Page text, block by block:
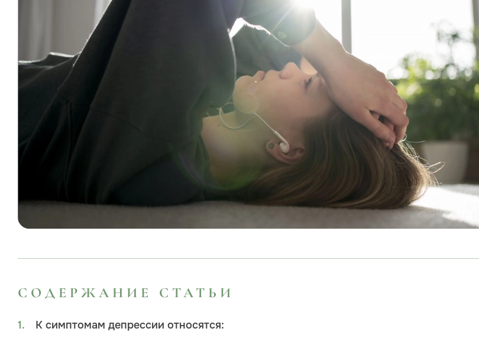
СОДЕРЖАНИЕ СТАТЬИ
К симптомам депрессии относятся: